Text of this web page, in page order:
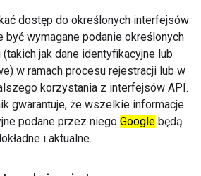
dostęp do określonych interfejsów
być wymagane podanie określonych
(takich jak dane identyfikacyjne lub
w ramach procesu rejestracji lub w
korzystania z interfejsów API.
gwarantuje, że wszelkie informacje
podane przez niego Google będą
i aktualne.